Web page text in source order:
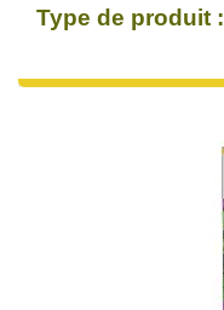
Type de produit :